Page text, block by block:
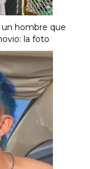
hombre que
la foto